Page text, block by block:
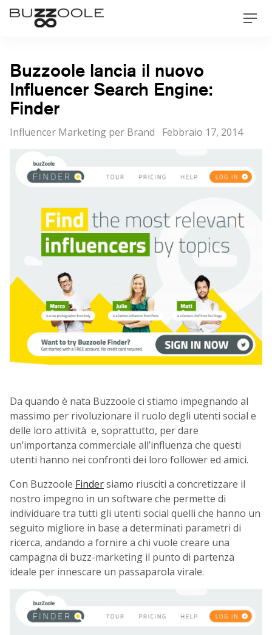
Skip
Buzzoole
Buzzoole lancia il nuovo
Influencer Search Engine:
Finder
Categorie
Influencer Marketing per Brand
Posted
Febbraio 17, 2014
Da quando è nata Buzzoole ci stiamo impegnando al
massimo per rivoluzionare il ruolo degli utenti social e
delle loro attività e, soprattutto, per dare
un’importanza commerciale all’influenza che questi
utenti hanno nei confronti dei loro follower ed amici.
Con Buzzoole Findersiamo riusciti a concretizzare il
nostro impegno in un software che permette di
individuare tra tutti gli utenti social quelli che hanno un
seguito migliore in base a determinati parametri di
ricerca, andando a fornire a chi vuole creare una
campagna di buzz-marketing il punto di partenza
ideale per innescare un passaparola virale.